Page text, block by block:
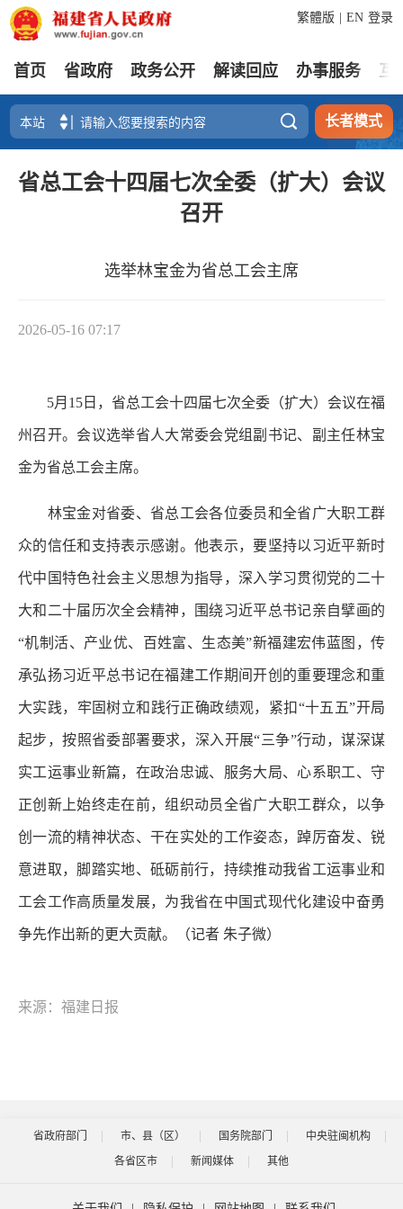
登录
繁體版 EN
首页 省政府 政务公开 解读回应 办事服务 互
 长者模式
省总工会十四届七次全委（扩大）会议
召开
选举林宝金为省总工会主席
2026-05-16 07:17
5月15日，省总工会十四届七次全委（扩大）会议在福
州召开。会议选举省人大常委会党组副书记、副主任林宝
金为省总工会主席。
林宝金对省委、省总工会各位委员和全省广大职工群
众的信任和支持表示感谢。他表示，要坚持以习近平新时
代中国特色社会主义思想为指导，深入学习贯彻党的二十
大和二十届历次全会精神，围绕习近平总书记亲自擘画的
“机制活、产业优、百姓富、生态美”新福建宏伟蓝图，传
承弘扬习近平总书记在福建工作期间开创的重要理念和重
大实践，牢固树立和践行正确政绩观，紧扣“十五五”开局
起步，按照省委部署要求，深入开展“三争”行动，谋深谋
实工运事业新篇，在政治忠诚、服务大局、心系职工、守
正创新上始终走在前，组织动员全省广大职工群众，以争
创一流的精神状态、干在实处的工作姿态，踔厉奋发、锐
意进取，脚踏实地、砥砺前行，持续推动我省工运事业和
工会工作高质量发展，为我省在中国式现代化建设中奋勇
争先作出新的更大贡献。 （记者 朱子微）
来源：福建日报
省政府部门 市、县（区） 国务院部门
中央驻闽机构
各省区市
新闻媒体 其他